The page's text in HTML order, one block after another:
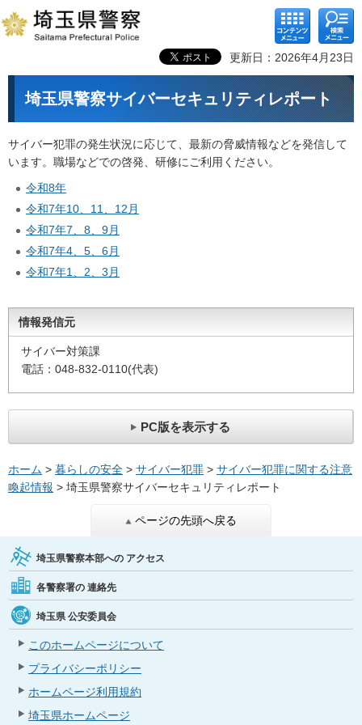
コンテ
ンツメ
ニュー
検索メ
ニュー
更新日：2026年4月23日
埼玉県警察サイバーセキュリティレポート
サイバー犯罪の発生状況に応じて、最新の脅威情報などを発信して
います。職場などでの啓発、研修にご利用ください。
令和8年
令和7年10、11、12月
令和7年7、8、9月
令和7年4、5、6月
令和7年1、2、3月
情報発信元
サイバー対策課
電話：048-832-0110(代表)
PC版を表示する
ホーム > 暮らしの安全 > サイバー犯罪 > サイバー犯罪に関する注意
喚起情報 > 埼玉県警察サイバーセキュリティレポート
ページの先頭へ戻る
埼玉県警察本部への アクセス
各警察署の 連絡先
埼玉県 公安委員会
このホームページについて
プライバシーポリシー
ホームページ利用規約
埼玉県ホームページ